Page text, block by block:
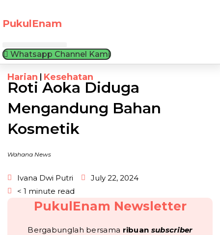
content
PukulEnam
Whatsapp Channel Kami
Harian Kesehatan
Roti Aoka Diduga
Mengandung Bahan
Kosmetik
Wahana News
Ivana Dwi Putri
July 22, 2024
< 1 minute read
PukulEnam Newsletter
Bergabunglah bersama ribuan subscriber